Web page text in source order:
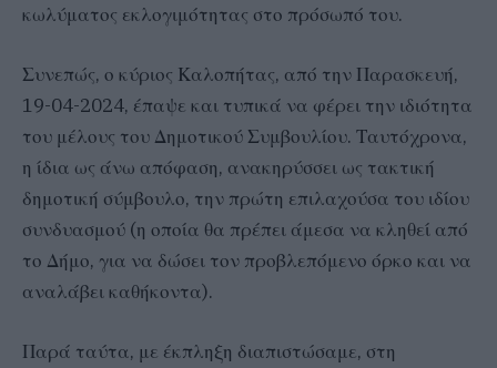
κωλύματος εκλογιμότητας στο πρόσωπό του.
Συνεπώς, ο κύριος Καλοπήτας, από την Παρασκευή,
19-04-2024, έπαψε και τυπικά να φέρει την ιδιότητα
του μέλους του Δημοτικού Συμβουλίου. Ταυτόχρονα,
η ίδια ως άνω απόφαση, ανακηρύσσει ως τακτική
δημοτική σύμβουλο, την πρώτη επιλαχούσα του ιδίου
συνδυασμού (η οποία θα πρέπει άμεσα να κληθεί από
το Δήμο, για να δώσει τον προβλεπόμενο όρκο και να
αναλάβει καθήκοντα).
Παρά ταύτα, με έκπληξη διαπιστώσαμε, στη